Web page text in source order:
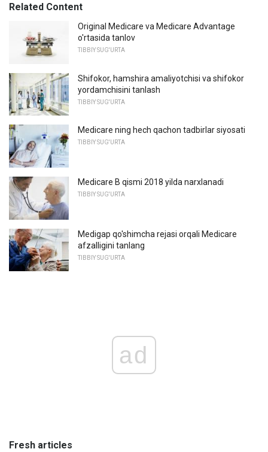
Related Content
Original Medicare va Medicare Advantage
o'rtasida tanlov
TIBBIY SUG'URTA
Shifokor, hamshira amaliyotchisi va shifokor
yordamchisini tanlash
TIBBIY SUG'URTA
Medicare ning hech qachon tadbirlar siyosati
TIBBIY SUG'URTA
Medicare B qismi 2018 yilda narxlanadi
TIBBIY SUG'URTA
Medigap qo'shimcha rejasi orqali Medicare
afzalligini tanlang
TIBBIY SUG'URTA
ad
Fresh articles